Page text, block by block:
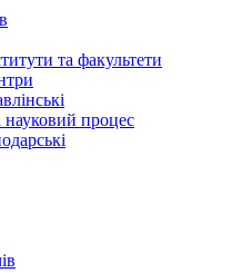
та факультети
науковий процес